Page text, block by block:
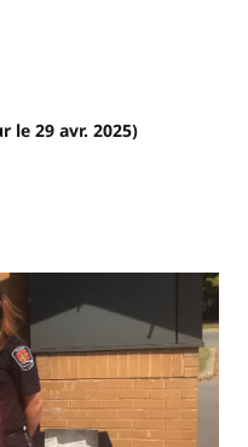
le 29 avr. 2025)